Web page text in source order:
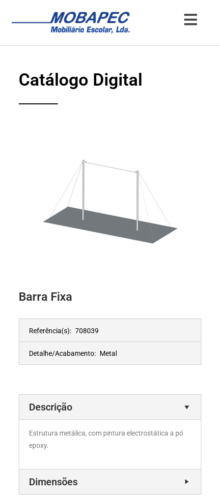
Catálogo Digital
Barra Fixa
Referência(s): 708039
Detalhe/Acabamento: Metal
Descrição
Estrutura metálica, com pintura electrostática a pó
epoxy.
Dimensões